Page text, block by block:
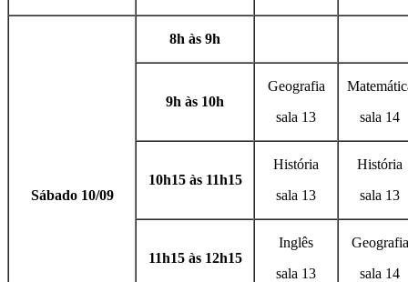
Sábado 10/09
8h às 9h
9h às 10h
Geografia
sala 13
sala 14
10h15 às 11h15
História
sala 13
História
sala 13
11h15 às 12h15
Inglês
sala 13
Geografia
sala 14